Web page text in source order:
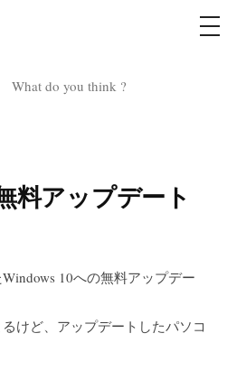
do you think ?
メ
ニ
料アップデート
10への無料アップデー
けど、アップデートしたパソコ